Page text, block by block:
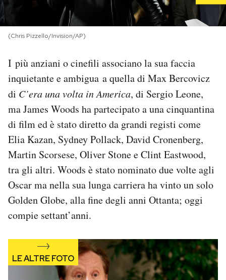
NEWSLETTER
I MIEI PREFERITI
CALENDARIO
AREA PERSONALE
Area Personale
Newsletter
Notifiche mobile
Regala il Post
Hai bisogno di aiuto?
(Chris Pizzello/Invision/AP)
I più anziani o cinefili associano la sua faccia
inquietante e ambigua a quella di Max Bercovicz
di C’era una volta in America, di Sergio Leone,
ma James Woods ha partecipato a una cinquantina
di film ed è stato diretto da grandi registi come
Elia Kazan, Sydney Pollack, David Cronenberg,
Martin Scorsese, Oliver Stone e Clint Eastwood,
tra gli altri. Woods è stato nominato due volte agli
Oscar ma nella sua lunga carriera ha vinto un solo
Golden Globe, alla fine degli anni Ottanta; oggi
compie settant’anni.